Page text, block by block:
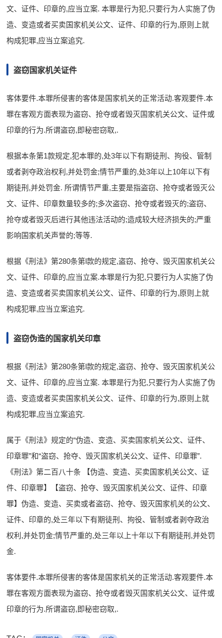
文、证件、印章的,应当立案. 本罪是行为犯,只要行为人实施了伪
造、变造或者买卖国家机关公文、证件、印章的行为,原则上就
构成犯罪,应当立案追究.
盗窃国家机关证件
客体要件.本罪所侵害的客体是国家机关的正常活动.客观要件.本
罪在客观方面表现为盗窃、抢夺或者毁灭国家机关公文、证件或
印章的行为.所谓盗窃,即秘密窃取,.
根据本条第1款规定,犯本罪的,处3年以下有期徒刑、拘役、管制
或者剥夺政治权利,并处罚金;情节严重的,处3年以上10年以下有
期徒刑,并处罚金. 所谓情节严重,主要是指盗窃、抢夺或者毁灭公
文、证件、印章数量较多的;多次盗窃、抢夺或者毁灭的;盗窃、
抢夺或者毁灭后进行其他违法活动的;造成较大经济损失的;严重
影响国家机关声誉的;等等.
根据《刑法》第280条第l款的规定,盗窃、抢夺、毁灭国家机关公
文、证件、印章的,应当立案.本罪是行为犯,只要行为人实施了伪
造、变造或者买卖国家机关公文、证件、印章的行为,原则上就
构成犯罪,应当立案追究.
盗窃伪造的国家机关印章
根据《刑法》第280条第l款的规定,盗窃、抢夺、毁灭国家机关公
文、证件、印章的,应当立案. 本罪是行为犯,只要行为人实施了伪
造、变造或者买卖国家机关公文、证件、印章的行为,原则上就
构成犯罪,应当立案追究.
属于《刑法》规定的“伪造、变造、买卖国家机关公文、证件、
印章罪”和“盗窃、抢夺、毁灭国家机关公文、证件、印章罪”.
《刑法》第二百八十条 【伪造、变造、买卖国家机关公文、证
件、印章罪】【盗窃、抢夺、毁灭国家机关公文、证件、印章
罪】伪造、变造、买卖或者盗窃、抢夺、毁灭国家机关的公文、
证件、印章的,处三年以下有期徒刑、拘役、管制或者剥夺政治
权利,并处罚金;情节严重的,处三年以上十年以下有期徒刑,并处罚
金.
客体要件.本罪所侵害的客体是国家机关的正常活动.客观要件.本
罪在客观方面表现为盗窃、抢夺或者毁灭国家机关公文、证件或
印章的行为.所谓盗窃,即秘密窃取,.